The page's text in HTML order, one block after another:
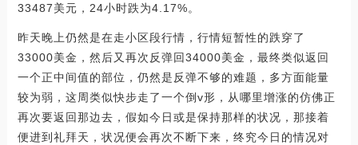
33487美元，24小时跌为4.17%。
昨天晚上仍然是在走小区段行情，行情短暂性的跌穿了
33000美金，然后又再次反弹回34000美金，最终类似返回
一个正中间值的部位，仍然是反弹不够的难题，多方面能量
较为弱，这周类似快步走了一个倒v形，从哪里增涨的仿佛正
再次要返回那边去，假如今日或是保持那样的状况，那接着
便进到礼拜天，状况便会再次不断下来，终究今日的情况对